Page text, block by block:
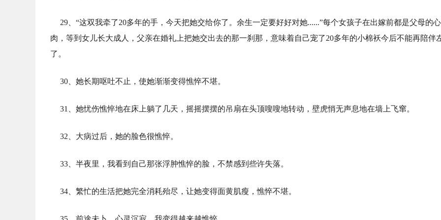
29、“这双我牵了20多年的手，今天把她交给你了。余生一定要好好对她......”每个女孩子在出嫁前都是父母的
肉，等到女儿长大成人，父亲在婚礼上把她交出去的那一刹那，意味着自己宠了20多年的小棉袄今后不能再陪伴
了。
30、她长期呕吐不止，使她渐渐变得憔悴不堪。
31、她忧伤憔悴地在床上躺了几天，摇摇摆摆的吊扇在头顶嗖嗖地转动，壁虎悄无声息地在墙上飞窜。
32、大病过后，她的脸色很憔悴。
33、半夜里，我看到自己那张浮肿憔悴的脸，不禁感到些许失落。
34、繁忙的生活把她完全消耗殆尽，让她变得面黄肌瘦，憔悴不堪。